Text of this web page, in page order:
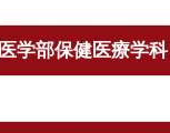
医学部保健医療学科